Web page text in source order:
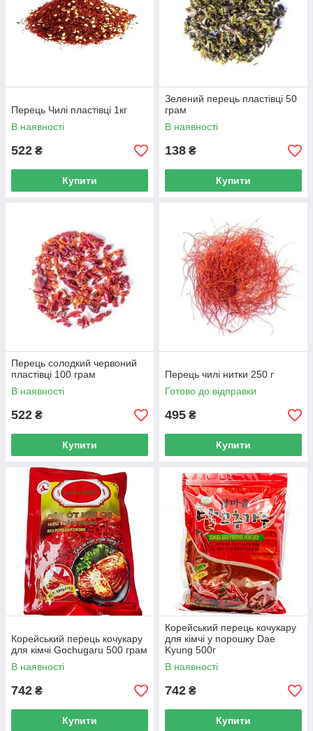
Перець Чилі пластівці 1кг
В наявності
522 ₴
Купити
Зелений перець пластівці 50
грам
В наявності
138 ₴
Купити
Перець солодкий червоний
пластівці 100 грам
В наявності
522 ₴
Купити
Перець чилі нитки 250 г
Готово до відправки
495 ₴
Купити
Корейський перець кочукару
для кімчі Gochugaru 500 грам
В наявності
742 ₴
Купити
Корейський перець кочукару
для кімчі у порошку Dae
Kyung 500г
В наявності
742 ₴
Купити